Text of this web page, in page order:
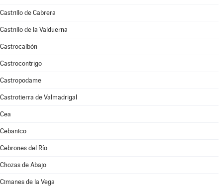
Castrillo de Cabrera
Castrillo de la Valduerna
Castrocalbón
Castrocontrigo
Castropodame
Castrotierra de Valmadrigal
Cea
Cebanico
Cebrones del Río
Chozas de Abajo
Cimanes de la Vega